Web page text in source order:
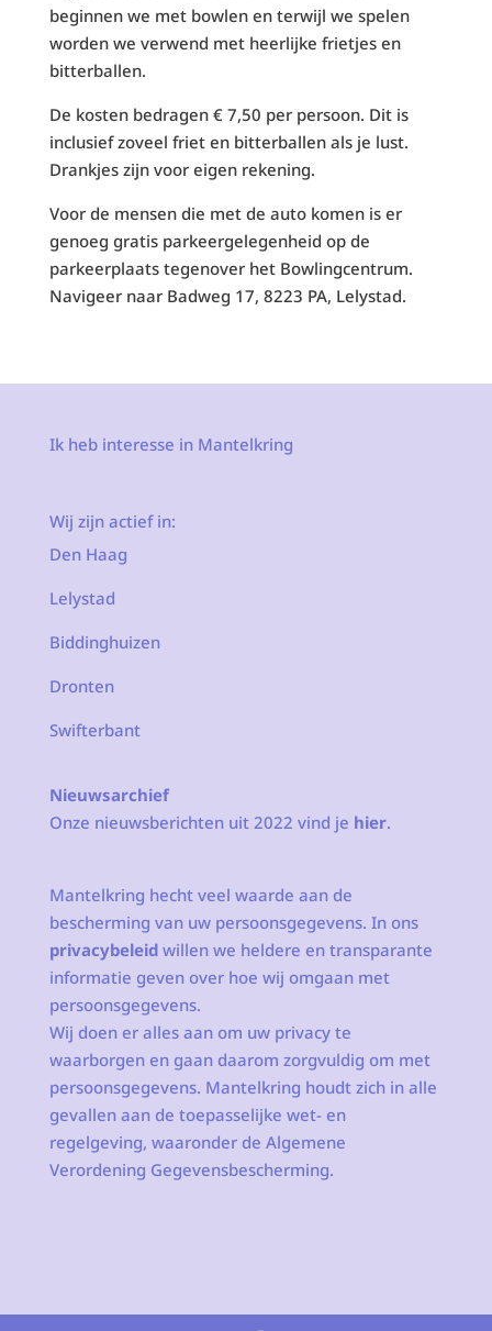
beginnen we met bowlen en terwijl we spelen
worden we verwend met heerlijke frietjes en
bitterballen.
De kosten bedragen € 7,50 per persoon. Dit is
inclusief zoveel friet en bitterballen als je lust.
Drankjes zijn voor eigen rekening.
Voor de mensen die met de auto komen is er
genoeg gratis parkeergelegenheid op de
parkeerplaats tegenover het Bowlingcentrum.
Navigeer naar Badweg 17, 8223 PA, Lelystad.
Ik heb interesse in Mantelkring
Wij zijn actief in:
Den Haag
Lelystad
Biddinghuizen
Dronten
Swifterbant
Nieuwsarchief
Onze nieuwsberichten uit 2022 vind je hier.
Mantelkring hecht veel waarde aan de
bescherming van uw persoonsgegevens. In ons
privacybeleidwillen we heldere en transparante
informatie geven over hoe wij omgaan met
persoonsgegevens.
Wij doen er alles aan om uw privacy te
waarborgen en gaan daarom zorgvuldig om met
persoonsgegevens. Mantelkring houdt zich in alle
gevallen aan de toepasselijke wet- en
regelgeving, waaronder de Algemene
Verordening Gegevensbescherming.